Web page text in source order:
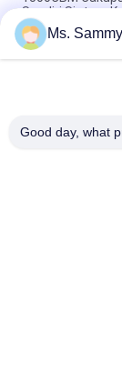
Sendiri Sistem
Lobi hotel kelas
metal listrik
Black Metal
Ms.
Good day, what